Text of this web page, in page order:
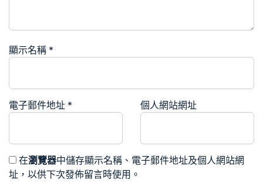
顯示名稱 *
電子郵件地址 * 個人網站網址
在瀏覽器中儲存顯示名稱、電子郵件地址及個人網站網
址，以供下次發佈留言時使用。